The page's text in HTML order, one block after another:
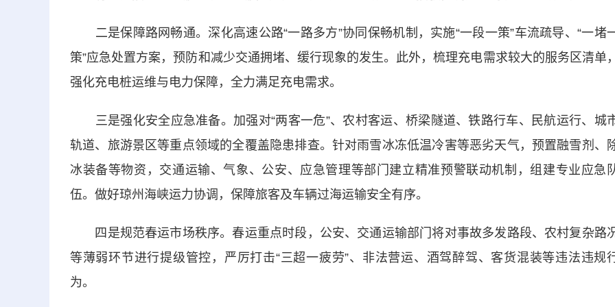
二是保障路网畅通。深化高速公路“一路多方”协同保畅机制，实施“一段一策”车流疏导、“一堵
策”应急处置方案，预防和减少交通拥堵、缓行现象的发生。此外，梳理充电需求较大的服务区清单，
强化充电桩运维与电力保障，全力满足充电需求。
三是强化安全应急准备。加强对“两客一危”、农村客运、桥梁隧道、铁路行车、民航运行、城
轨道、旅游景区等重点领域的全覆盖隐患排查。针对雨雪冰冻低温冷害等恶劣天气，预置融雪剂、
冰装备等物资，交通运输、气象、公安、应急管理等部门建立精准预警联动机制，组建专业应急
伍。做好琼州海峡运力协调，保障旅客及车辆过海运输安全有序。
四是规范春运市场秩序。春运重点时段，公安、交通运输部门将对事故多发路段、农村复杂路
等薄弱环节进行提级管控，严厉打击“三超一疲劳”、非法营运、酒驾醉驾、客货混装等违法违规
为。